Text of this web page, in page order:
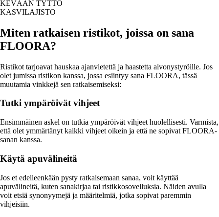
KEVÄÄN TYTTÖ
KASVILAJISTO
Miten ratkaisen ristikot, joissa on sana
FLOORA?
Ristikot tarjoavat hauskaa ajanvietettä ja haastetta aivonystyröille. Jos
olet jumissa ristikon kanssa, jossa esiintyy sana FLOORA, tässä
muutamia vinkkejä sen ratkaisemiseksi:
Tutki ympäröivät vihjeet
Ensimmäinen askel on tutkia ympäröivät vihjeet huolellisesti. Varmista,
että olet ymmärtänyt kaikki vihjeet oikein ja että ne sopivat FLOORA-
sanan kanssa.
Käytä apuvälineitä
Jos et edelleenkään pysty ratkaisemaan sanaa, voit käyttää
apuvälineitä, kuten sanakirjaa tai ristikkosovelluksia. Näiden avulla
voit etsiä synonyymejä ja määritelmiä, jotka sopivat paremmin
vihjeisiin.